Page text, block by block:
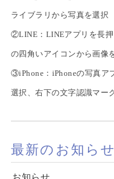
ライブラリから写真を選択
②LINE：LINEアプリを長
の四角いアイコンから画像
③iPhone：iPhoneの写真ア
選択、右下の文字認識マー
最新のお知らせ